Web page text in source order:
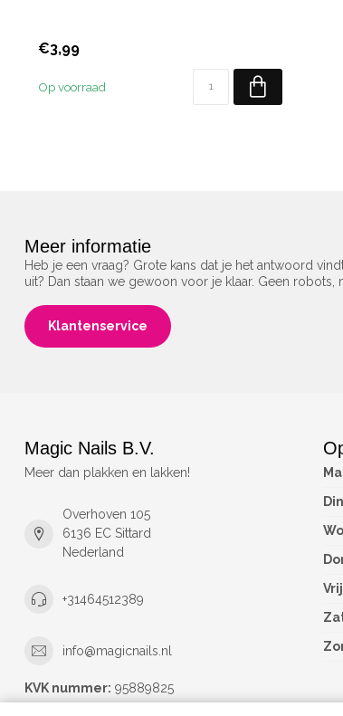
€3,99
Op voorraad
Meer informatie
Heb je een vraag? Grote kans dat je het antwoord
uit? Dan staan we gewoon voor je klaar. Geen
Klantenservice
Magic Nails B.V.
Meer dan plakken en lakken!
Overhoven 105
6136 EC Sittard
Nederland
+31464512389
info@magicnails.nl
KVK nummer: 95889825